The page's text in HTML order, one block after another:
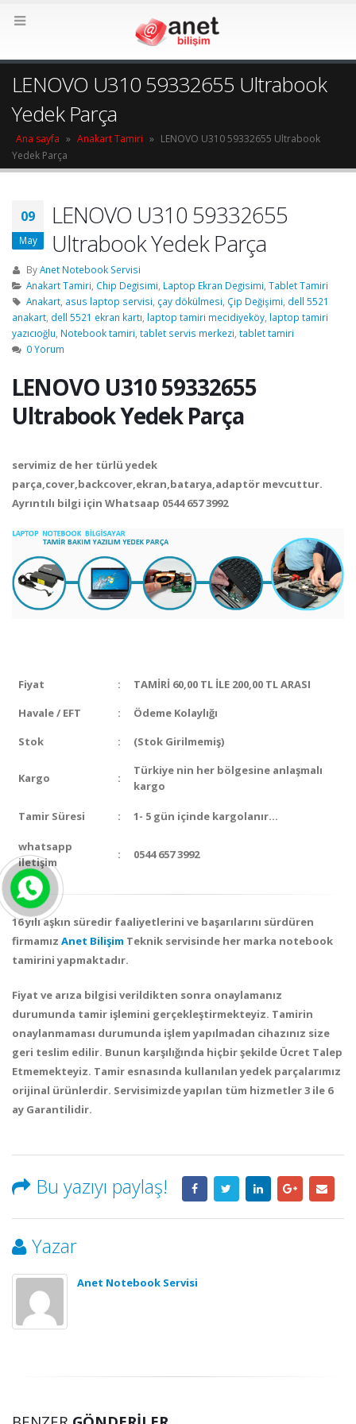
LENOVO U310 59332655 Ultrabook
Yedek Parça
Ana sayfa » Anakart Tamiri » LENOVO U310 59332655 Ultrabook
Yedek Parça
09
May
LENOVO U310 59332655
Ultrabook Yedek Parça
ByAnet Notebook Servisi
Anakart Tamiri Chip Degisimi Laptop Ekran Degisimi Tablet Tamiri
Anakart, asus laptop servisi çay dökülmesi Çip Değişimi dell 5521
anakart dell 5521 ekran kartı laptop tamiri mecidiyeköy laptop tamiri
yazıcıoğlu Notebook tamiri tablet servis merkezi tablet tamiri
0 Yorum
LENOVO U310 59332655
Ultrabook Yedek Parça
servimiz de her türlü yedek
parça,cover,backcover,ekran,batarya,adaptör mevcuttur.
Ayrıntılı bilgi için Whatsaap 0544 657 3992
Fiyat :
TAMİRİ 60,00 TL İLE 200,00 TL ARASI
Havale / EFT
:
Ödeme Kolaylığı
Stok
: (Stok Girilmemiş)
Kargo :
Türkiye nin her bölgesine anlaşmalı
kargo
Tamir Süresi : 1- 5 gün içinde kargolanır…
whatsapp
iletişim
: 0544 657 3992
16 yılı aşkın süredir faaliyetlerini ve başarılarını sürdüren
firmamız Anet Bilişim Teknik servisinde her marka notebook
tamirini yapmaktadır.
Fiyat ve arıza bilgisi verildikten sonra onaylamanız
durumunda tamir işlemini gerçekleştirmekteyiz. Tamirin
onaylanmaması durumunda işlem yapılmadan cihazınız size
geri teslim edilir. Bunun karşılığında hiçbir şekilde Ücret Talep
Etmemekteyiz. Tamir esnasında kullanılan yedek parçalarımız
orijinal ürünlerdir. Servisimizde yapılan tüm hizmetler 3 ile 6
ay Garantilidir.
Bu yazıyı paylaş!
Yazar
Anet Notebook Servisi